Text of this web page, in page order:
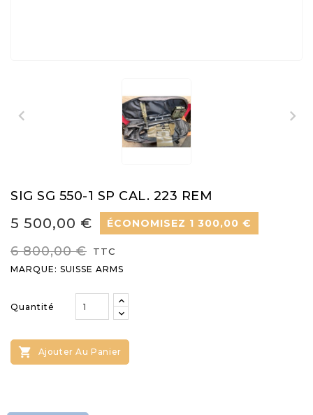
SIG SG 550-1 SP CAL. 223 REM
5 500,00 € ÉCONOMISEZ 1 300,00 €
6 800,00 € TTC
MARQUE: SUISSE ARMS
Quantité
 Ajouter Au Panier